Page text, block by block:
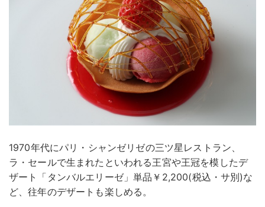
1970年代にパリ・シャンゼリゼの三ツ星レストラン、
ラ・セールで生まれたといわれる王宮や王冠を模したデ
ザート「タンバルエリーゼ」単品￥2,200(税込・サ別)な
ど、往年のデザートも楽しめる。